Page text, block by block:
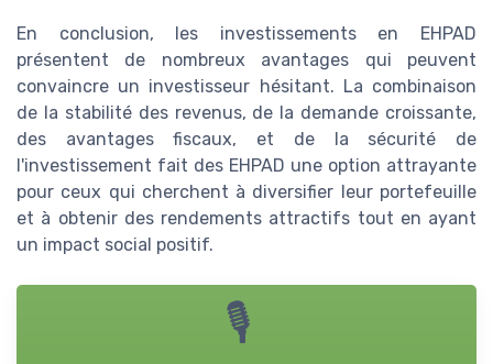
En conclusion, les investissements en EHPAD
présentent de nombreux avantages qui peuvent
convaincre un investisseur hésitant. La combinaison
de la stabilité des revenus, de la demande croissante,
des avantages fiscaux, et de la sécurité de
l'investissement fait des EHPAD une option attrayante
pour ceux qui cherchent à diversifier leur portefeuille
et à obtenir des rendements attractifs tout en ayant
un impact social positif.
🎙